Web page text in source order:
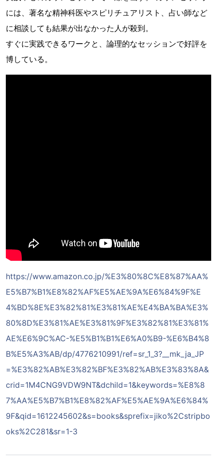
には、著名な精神科医やスピリチュアリスト、占い師など
に相談しても結果が出なかった人が殺到。
すぐに実践できるワークと、論理的なセッションで好評を
博している。
https://www.amazon.co.jp/%E3%80%8C%E8%87%AA%
E5%B7%B1%E8%82%AF%E5%AE%9A%E6%84%9F%E
4%BD%8E%E3%82%81%E3%81%AE%E4%BA%BA%E3%
80%8D%E3%81%AE%E3%81%9F%E3%82%81%E3%81%
AE%E6%9C%AC-%E5%B1%B1%E6%A0%B9-%E6%B4%8
B%E5%A3%AB/dp/4776210991/ref=sr_1_3?__mk_ja_JP
=%E3%82%AB%E3%82%BF%E3%82%AB%E3%83%8A&
crid=1M4CNG9VDW9NT&dchild=1&keywords=%E8%8
7%AA%E5%B7%B1%E8%82%AF%E5%AE%9A%E6%84%
9F&qid=1612245602&s=books&sprefix=jiko%2Cstripbo
oks%2C281&sr=1-3